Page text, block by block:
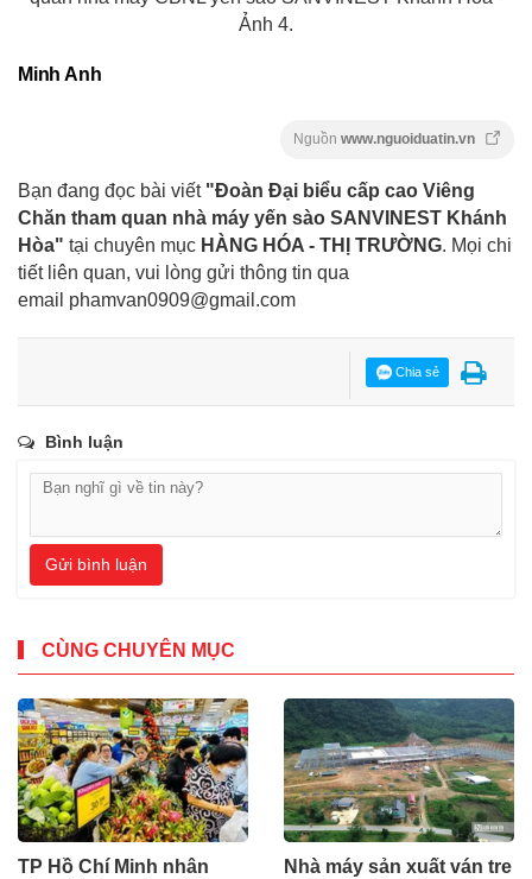
Minh Anh
Nguồn www.nguoiduatin.vn
Bạn đang đọc bài viết "Đoàn Đại biểu cấp cao Viêng
Chăn tham quan nhà máy yến sào SANVINEST Khánh
Hòa" tại chuyên mục HÀNG HÓA - THỊ TRƯỜNG. Mọi chi
tiết liên quan, vui lòng gửi thông tin qua
email phamvan0909@gmail.com
Chia sẻ
Bình luận
Gửi bình luận
CÙNG CHUYÊN MỤC
TP Hồ Chí Minh nhân
Nhà máy sản xuất ván tre